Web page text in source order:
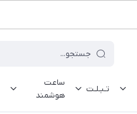
تـبـلـت
ساعت
هوشمند